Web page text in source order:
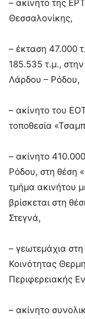
– ακίνητο της
Θεσσαλονίκης,
– έκταση 47.000
185.535 τ.μ.,
Λάρδου – Ρόδου,
– ακίνητο του
τοποθεσία
– ακίνητο
Ρόδου, στη θέση
τμήμα ακινήτου
βρίσκεται στη
Στεγνά,
– γεωτεμάχια
Κοινότητας
Περιφερειακής
– ακίνητο